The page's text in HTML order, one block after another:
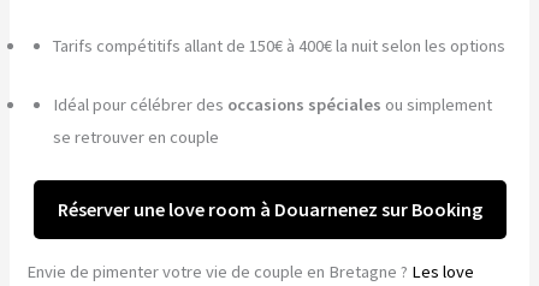
Tarifs compétitifs allant de 150€ à 400€ la nuit selon les options
Idéal pour célébrer des occasions spéciales ou simplement
se retrouver en couple
Réserver une love room à Douarnenez sur Booking
Envie de pimenter votre vie de couple en Bretagne ? Les love